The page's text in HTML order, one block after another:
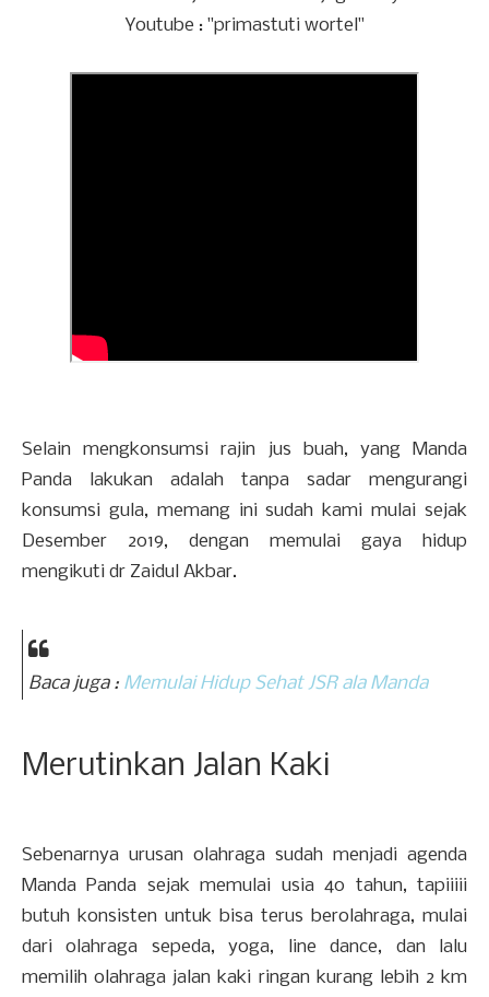
Youtube : "primastuti wortel"
Selain mengkonsumsi rajin jus buah, yang Manda
Panda lakukan adalah tanpa sadar mengurangi
konsumsi gula, memang ini sudah kami mulai sejak
Desember 2019, dengan memulai gaya hidup
mengikuti dr Zaidul Akbar.
Baca juga : Memulai Hidup Sehat JSR ala Manda
Merutinkan Jalan Kaki
Sebenarnya urusan olahraga sudah menjadi agenda
Manda Panda sejak memulai usia 40 tahun, tapiiiii
butuh konsisten untuk bisa terus berolahraga, mulai
dari olahraga sepeda, yoga, line dance, dan lalu
memilih olahraga jalan kaki ringan kurang lebih 2 km